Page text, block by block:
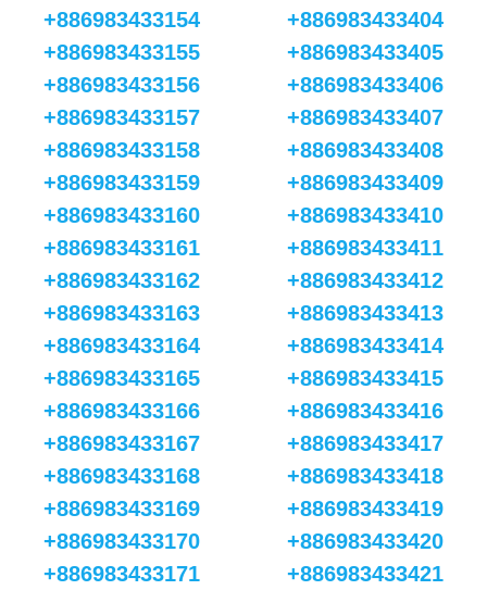
+886983433154
+886983433155
+886983433156
+886983433157
+886983433158
+886983433159
+886983433160
+886983433161
+886983433162
+886983433163
+886983433164
+886983433165
+886983433166
+886983433167
+886983433168
+886983433169
+886983433170
+886983433171
+886983433404
+886983433405
+886983433406
+886983433407
+886983433408
+886983433409
+886983433410
+886983433411
+886983433412
+886983433413
+886983433414
+886983433415
+886983433416
+886983433417
+886983433418
+886983433419
+886983433420
+886983433421